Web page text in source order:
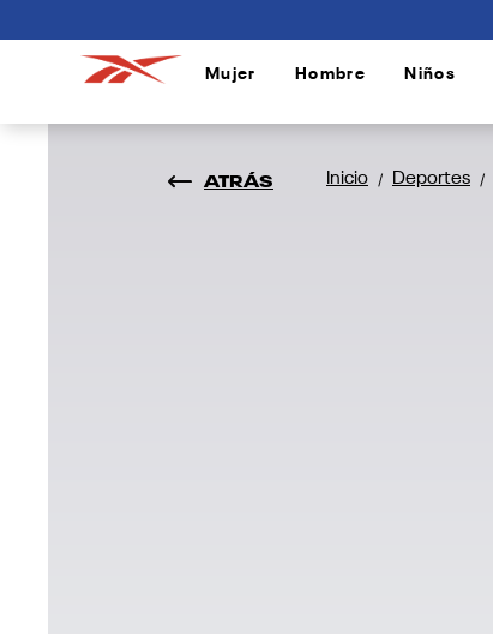
Mujer Hombre Niños
ATRÁS Inicio / Deportes /